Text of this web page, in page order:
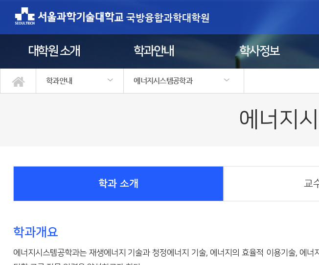
국방융합과학대학원
대학원 소개 학과안내 학사정보
학과안내
대학원 소개
학과안내
학사정보
정보광장
원우회
입학안내
에너지시스템공학과
국방방호학과
국방ICT융합공학과
국방로봇·AI공학과
국방경영·안전공학과
국방인공지능응용학과(계약학과)
정보통신미디어공학과
에너지시스템공학과
에너지정책학과
에너지기후정책학과(계약학과)
안전환경기술융합과(계약학과)
에너지
학과 소개 교
학과개요
에너지시스템공학과는 재생에너지 기술과 청정에너지 기술, 에너지의 효율적 이용기술, 에